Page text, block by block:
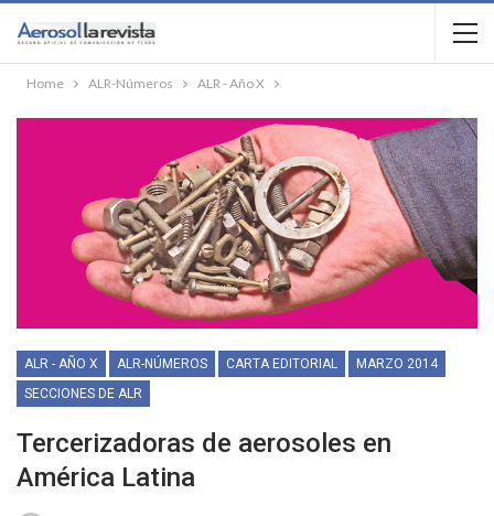
Home ALR-Números ALR - Año X
ALR - AÑO X ALR-NÚMEROS CARTA EDITORIAL
MARZO 2014
SECCIONES DE ALR
Tercerizadoras de aerosoles en
América Latina